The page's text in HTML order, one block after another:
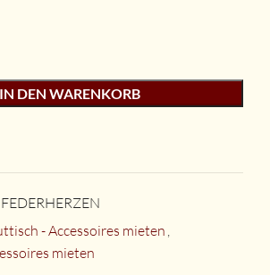
IN DEN WARENKORB
FEDERHERZEN
- Accessoires mieten ,
mieten